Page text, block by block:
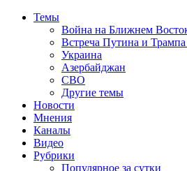
Темы
Война на Ближнем
Встреча Путина и
Украина
Азербайджан
СВО
Другие темы
Новости
Мнения
Каналы
Видео
Рубрики
Популярное за сутки